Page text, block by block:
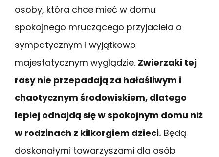
osoby, która chce mieć w domu
spokojnego mruczącego przyjaciela o
sympatycznym i wyjątkowo
majestatycznym wyglądzie. Zwierzaki tej
rasy nie przepadają za hałaśliwym i
chaotycznym środowiskiem, dlatego
lepiej odnajdą się w spokojnym domu niż
w rodzinach z kilkorgiem dzieci. Będą
doskonałymi towarzyszami dla osób